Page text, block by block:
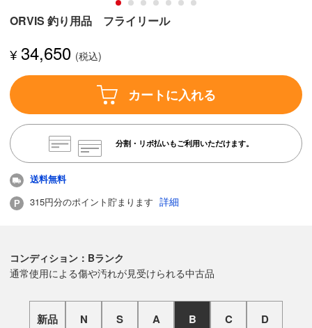
ORVIS 釣り用品 フライリール
¥ 34,650
カートに入れる
分割・リボ払いもご利用いただけます。
送料無料
315円分のポイント貯まります 詳細
コンディション：Bランク
通常使用による傷や汚れが見受けられる中古品
新品 N S A B C D